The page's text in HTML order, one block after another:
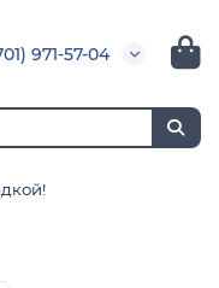
971-57-04